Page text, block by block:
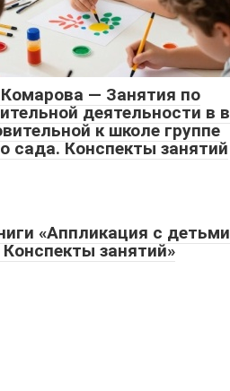
— Занятия по
деятельности в в
к школе группе
сада. Конспекты занятий
«Аппликация с детьми
занятий»